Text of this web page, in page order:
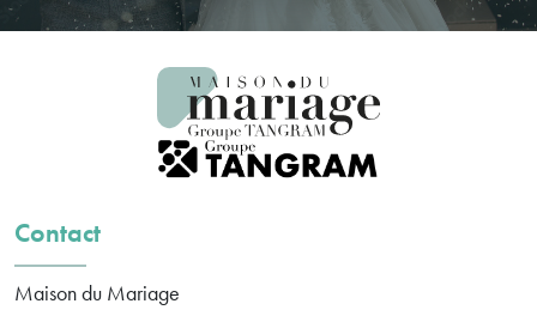
Contact
Maison du Mariage